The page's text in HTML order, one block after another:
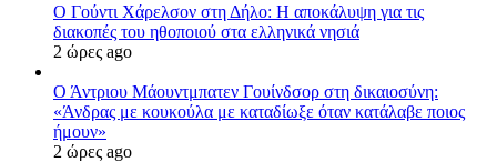
Ο Γούντι Χάρελσον στη Δήλο: Η αποκάλυψη για τις
διακοπές του ηθοποιού στα ελληνικά νησιά
2 ώρες ago
Ο Άντριου Μάουντμπατεν Γουίνδσορ στη δικαιοσύνη:
«Άνδρας με κουκούλα με καταδίωξε όταν κατάλαβε ποιος
ήμουν»
2 ώρες ago